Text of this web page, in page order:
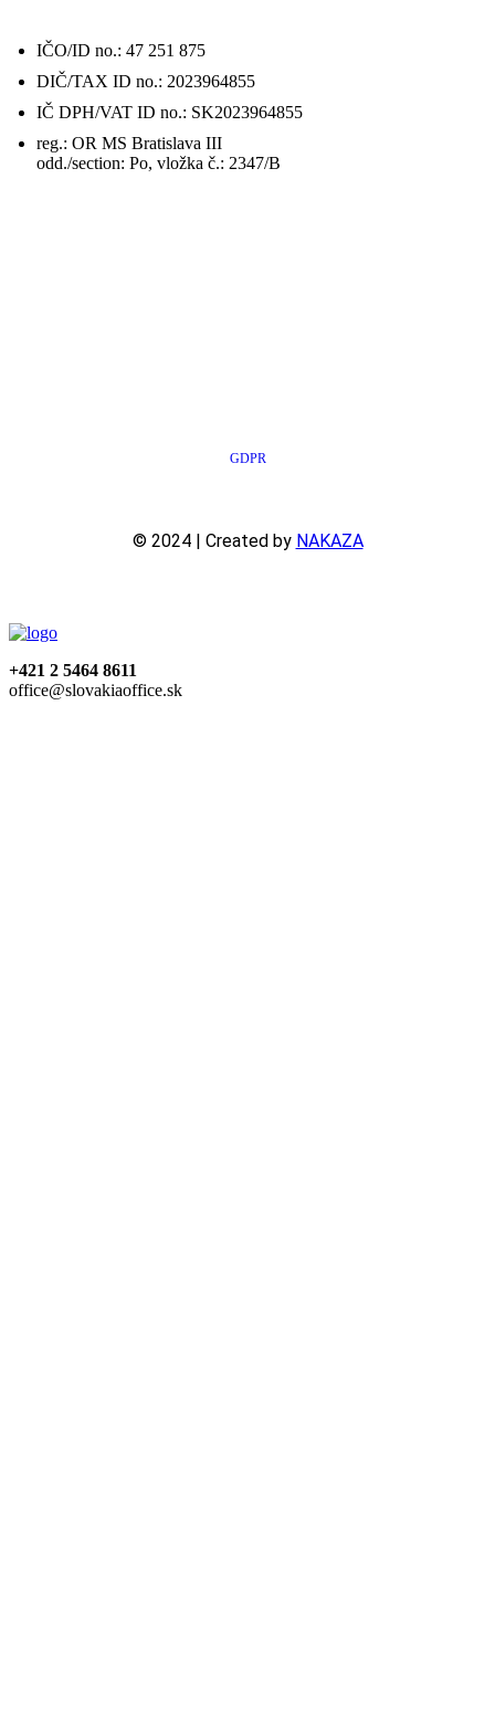
IČO/ID no.: 47 251 875
DIČ/TAX ID no.: 2023964855
IČ DPH/VAT ID no.: SK2023964855
reg.: OR MS Bratislava III
odd./section: Po, vložka č.: 2347/B
GDPR
© 2024 | Created by NAKAZA
+421 2 5464 8611
office@slovakiaoffice.sk